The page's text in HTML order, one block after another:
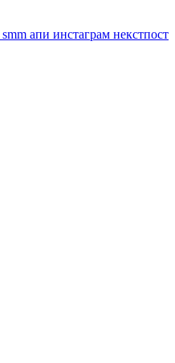
smm апи инстаграм некстпост